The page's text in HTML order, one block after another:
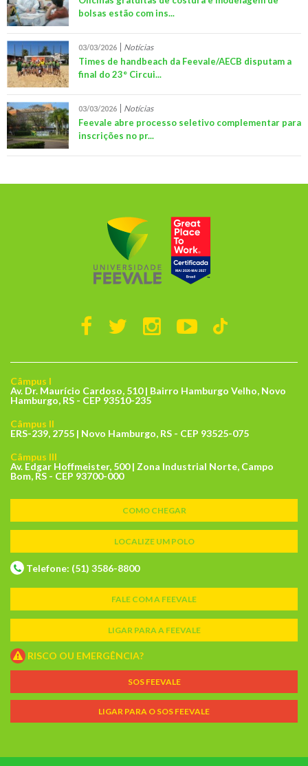
bolsas estão com ins...
03/03/2026 Notícias
Times de handbeach da Feevale/AECB disputam a
final do 23° Circui...
03/03/2026 Notícias
Feevale abre processo seletivo complementar para
inscrições no pr...
Câmpus I
Av. Dr. Maurício Cardoso, 510 | Bairro Hamburgo Velho, Novo
Hamburgo, RS - CEP 93510-235
Câmpus II
ERS-239, 2755 | Novo Hamburgo, RS - CEP 93525-075
Câmpus III
Av. Edgar Hoffmeister, 500 | Zona Industrial Norte, Campo
Bom, RS - CEP 93700-000
COMO CHEGAR
LOCALIZE UM POLO
Telefone: (51) 3586-8800
FALE COM A FEEVALE
LIGAR PARA A FEEVALE
RISCO OU EMERGÊNCIA?
SOS FEEVALE
LIGAR PARA O SOS FEEVALE